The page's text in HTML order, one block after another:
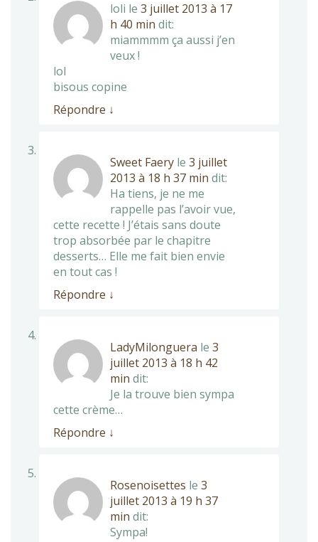
loli le 3 juillet 2013 à 17
h 40 min dit:
miammmm ça aussi j’en
veux !
lol
bisous copine
Répondre ↓
Sweet Faery le 3 juillet
2013 à 18 h 37 min dit:
Ha tiens, je ne me
rappelle pas l’avoir vue,
cette recette ! J’étais sans doute
trop absorbée par le chapitre
desserts… Elle me fait bien envie
en tout cas !
Répondre ↓
LadyMilonguera le 3
juillet 2013 à 18 h 42
min dit:
Je la trouve bien sympa
cette crème…
Répondre ↓
Rosenoisettes le 3
juillet 2013 à 19 h 37
min dit:
Sympa!